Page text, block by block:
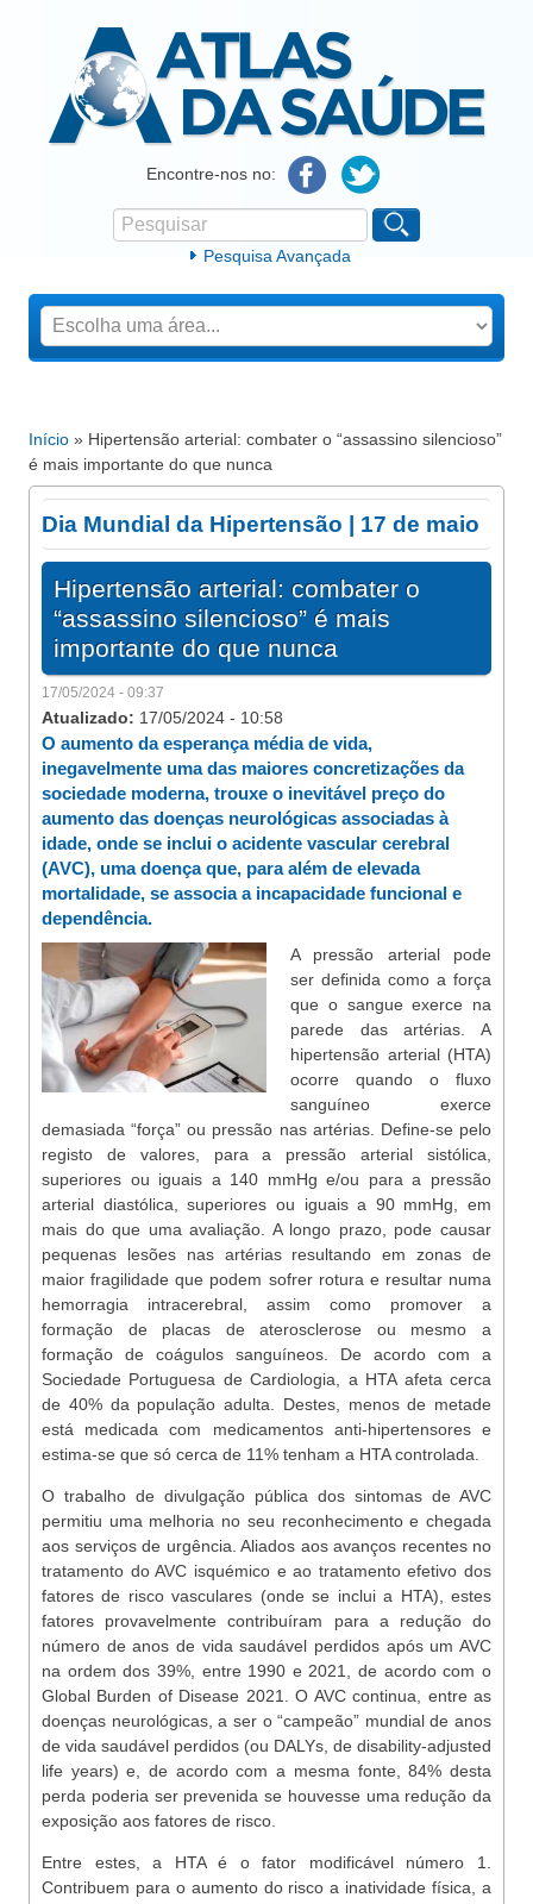
Atlas da SaúdeEncontre-nos no:
Formulário de procura
Pesquisar
Pesquisa Avançada
Está aqui
Início » Hipertensão arterial: combater o “assassino silencioso”
é mais importante do que nunca
Dia Mundial da Hipertensão | 17 de maio
Hipertensão arterial: combater o
“assassino silencioso” é mais
importante do que nunca
17/05/2024 - 09:37
Atualizado: 17/05/2024 - 10:58
O aumento da esperança média de vida,
inegavelmente uma das maiores concretizações da
sociedade moderna, trouxe o inevitável preço do
aumento das doenças neurológicas associadas à
idade, onde se inclui o acidente vascular cerebral
(AVC), uma doença que, para além de elevada
mortalidade, se associa a incapacidade funcional e
dependência.
A pressão arterial pode
ser definida como a força
que o sangue exerce na
parede das artérias. A
hipertensão arterial (HTA)
ocorre quando o fluxo
sanguíneo exerce
demasiada “força” ou pressão nas artérias. Define-se pelo
registo de valores, para a pressão arterial sistólica,
superiores ou iguais a 140 mmHg e/ou para a pressão
arterial diastólica, superiores ou iguais a 90 mmHg, em
mais do que uma avaliação. A longo prazo, pode causar
pequenas lesões nas artérias resultando em zonas de
maior fragilidade que podem sofrer rotura e resultar numa
hemorragia intracerebral, assim como promover a
formação de placas de aterosclerose ou mesmo a
formação de coágulos sanguíneos. De acordo com a
Sociedade Portuguesa de Cardiologia, a HTA afeta cerca
de 40% da população adulta. Destes, menos de metade
está medicada com medicamentos anti-hipertensores e
estima-se que só cerca de 11% tenham a HTA controlada.
O trabalho de divulgação pública dos sintomas de AVC
permitiu uma melhoria no seu reconhecimento e chegada
aos serviços de urgência. Aliados aos avanços recentes no
tratamento do AVC isquémico e ao tratamento efetivo dos
fatores de risco vasculares (onde se inclui a HTA), estes
fatores provavelmente contribuíram para a redução do
número de anos de vida saudável perdidos após um AVC
na ordem dos 39%, entre 1990 e 2021, de acordo com o
Global Burden of Disease 2021. O AVC continua, entre as
doenças neurológicas, a ser o “campeão” mundial de anos
de vida saudável perdidos (ou DALYs, de disability-adjusted
life years) e, de acordo com a mesma fonte, 84% desta
perda poderia ser prevenida se houvesse uma redução da
exposição aos fatores de risco.
Entre estes, a HTA é o fator modificável número 1.
Contribuem para o aumento do risco a inatividade física, a